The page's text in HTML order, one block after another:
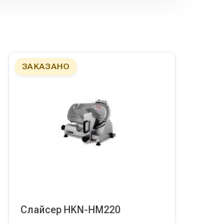
ЗАКАЗАНО
Слайсер HKN-HM220